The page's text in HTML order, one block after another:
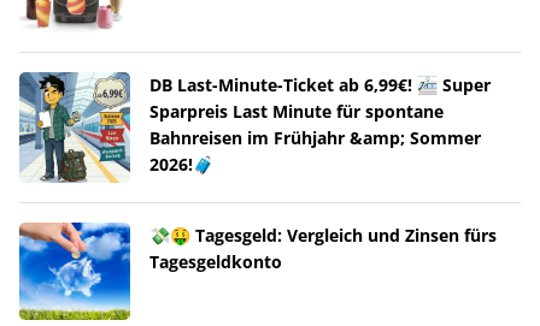
DB Last-Minute-Ticket ab 6,99€! 🚈 Super
Sparpreis Last Minute für spontane
Bahnreisen im Frühjahr &amp; Sommer
2026!🧳
💸🤑 Tagesgeld: Vergleich und Zinsen fürs
Tagesgeldkonto